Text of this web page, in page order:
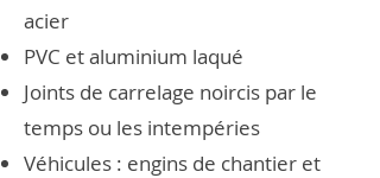
acier
PVC et aluminium laqué
Joints de carrelage noircis par le
temps ou les intempéries
Véhicules : engins de chantier et